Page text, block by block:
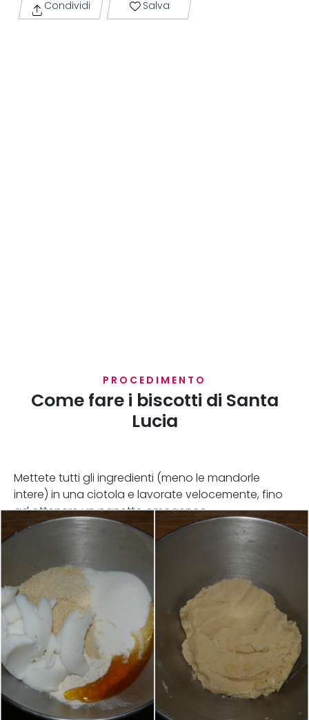
Condividi Salva
PROCEDIMENTO
Come fare i biscotti di Santa
Lucia
Mettete tutti gli ingredienti (meno le mandorle
intere) in una ciotola e lavorate velocemente, fino
ad ottenere un panetto omogeneo.